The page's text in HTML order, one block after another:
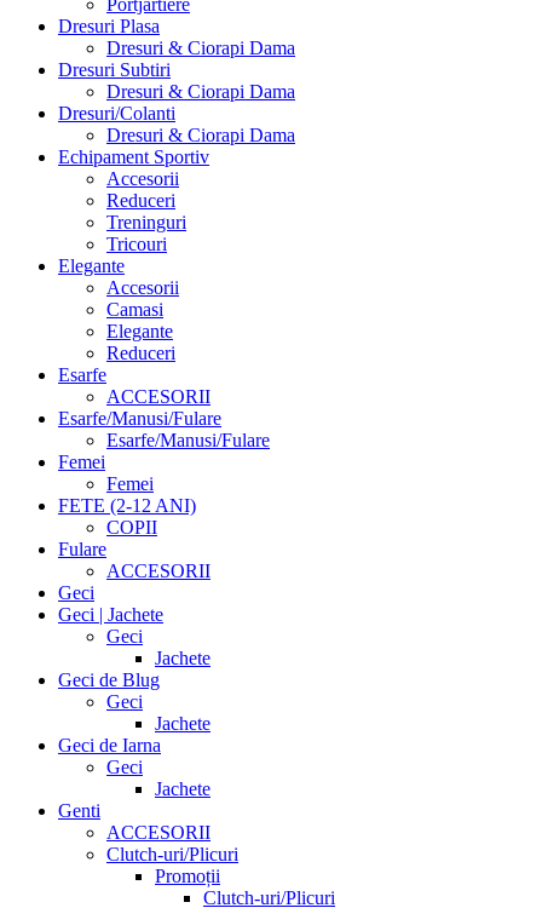
Portjartiere
Dresuri Plasa
Dresuri & Ciorapi Dama
Dresuri Subtiri
Dresuri & Ciorapi Dama
Dresuri/Colanti
Dresuri & Ciorapi Dama
Echipament Sportiv
Accesorii
Reduceri
Treninguri
Tricouri
Elegante
Accesorii
Camasi
Elegante
Reduceri
Esarfe
ACCESORII
Esarfe/Manusi/Fulare
Esarfe/Manusi/Fulare
Femei
Femei
FETE (2-12 ANI)
COPII
Fulare
ACCESORII
Geci
Geci | Jachete
Geci
Jachete
Geci de Blug
Geci
Jachete
Geci de Iarna
Geci
Jachete
Genti
ACCESORII
Clutch-uri/Plicuri
Promoții
Clutch-uri/Plicuri